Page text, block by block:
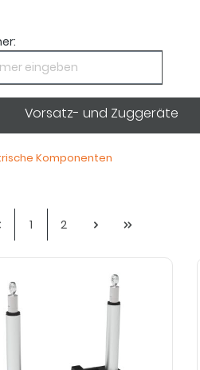
Vorsatz- und Zuggeräte
Komponenten
1 2